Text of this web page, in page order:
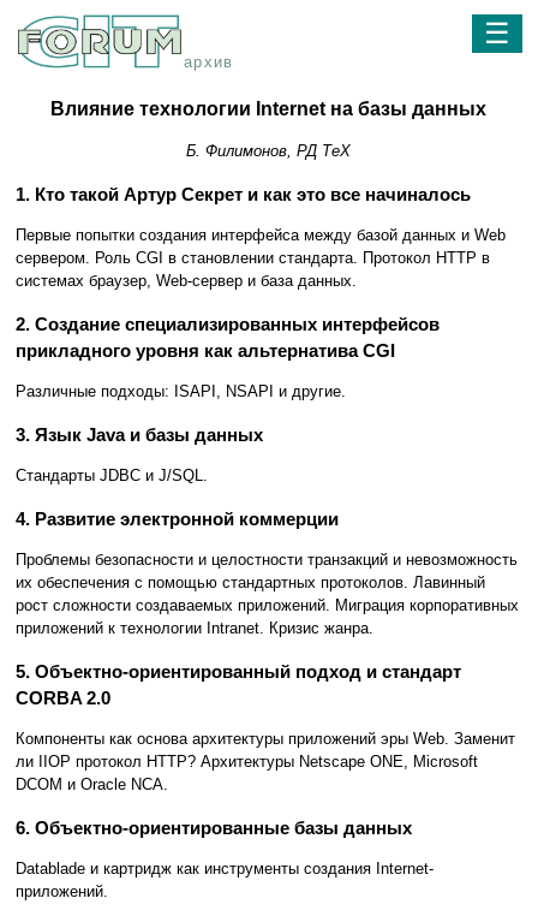
архив
☰
Влияние технологии Internet на базы данных
Б. Филимонов, РД ТеХ
1. Кто такой Артур Секрет и как это все начиналось
Первые попытки создания интерфейса между базой данных и Web
сервером. Роль CGI в становлении стандарта. Протокол HTTP в
системах браузер, Web-сервер и база данных.
2. Создание специализированных интерфейсов
прикладного уровня как альтернатива CGI
Различные подходы: ISAPI, NSAPI и другие.
3. Язык Java и базы данных
Стандарты JDBC и J/SQL.
4. Развитие электронной коммерции
Проблемы безопасности и целостности транзакций и невозможность
их обеспечения с помощью стандартных протоколов. Лавинный
рост сложности создаваемых приложений. Миграция корпоративных
приложений к технологии Intranet. Кризис жанра.
5. Объектно-ориентированный подход и стандарт
CORBA 2.0
Компоненты как основа архитектуры приложений эры Web. Заменит
ли IIOP протокол HTTP? Архитектуры Netscape ONE, Microsoft
DCOM и Oracle NCA.
6. Объектно-ориентированные базы данных
Datablade и картридж как инструменты создания Internet-
приложений.